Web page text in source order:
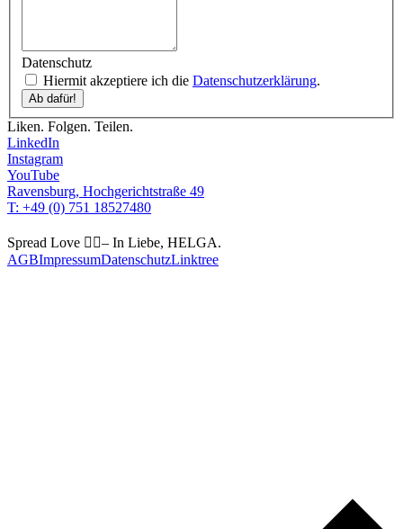
Datenschutz
Hiermit akzeptiere ich die Datenschutzerklärung.
Liken. Folgen. Teilen.
LinkedIn
Instagram
YouTube
Ravensburg, Hochgerichtstraße 49
T: +49 (0) 751 18527480
Spread Love 🏳️‍🌈– In Liebe, HELGA.
AGBImpressumDatenschutzLinktree